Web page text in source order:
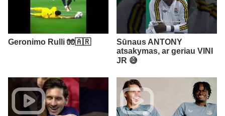
Geronimo Rulli 🧤🇦🇷
Sūnaus ANTONY
atsakymas, ar geriau VINI
JR 😅